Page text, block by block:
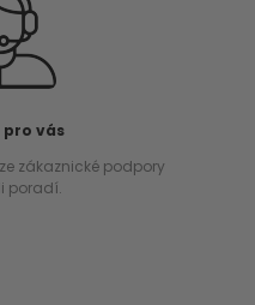
vás
zákaznické podpory
poradí.